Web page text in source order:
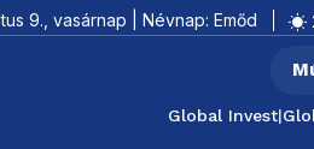
9., vasárnap | Névnap: Emőd
Global Invest|